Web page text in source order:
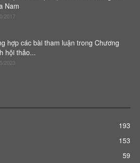
Nam
2017
hợp các bài tham luận trong Chương
hội thảo...
2023
193
153
59